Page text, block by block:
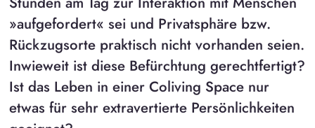
»aufgefordert« sei und Privatsphäre bzw.
Rückzugsorte praktisch nicht vorhanden seien.
Inwieweit ist diese Befürchtung gerechtfertigt?
Ist das Leben in einer Coliving Space nur
etwas für sehr extravertierte Persönlichkeiten